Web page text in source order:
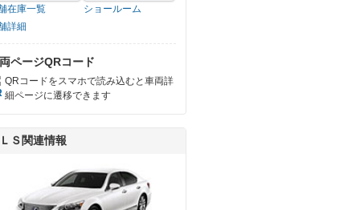
在庫一覧
ショールーム
詳細
ページQRコード
QRコードをスマホで読み込むと車両詳
細ページに遷移できます
ＬＳ関連情報